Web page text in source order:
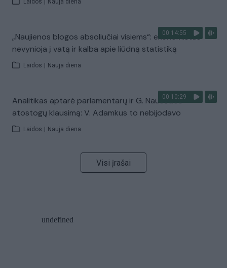
Laidos Nauja diena
00:14:55
„Naujienos blogos absoliučiai visiems“: ekonomistas
nevynioja į vatą ir kalba apie liūdną statistiką
Laidos Nauja diena
00:10:29
Analitikas aptarė parlamentarų ir G. Nausėdos
atostogų klausimą: V. Adamkus to nebijodavo
Laidos Nauja diena
Visi įrašai